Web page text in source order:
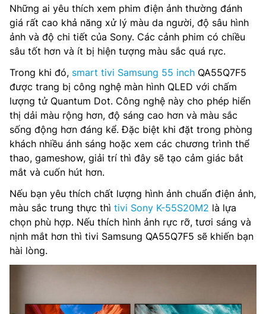
Những ai yêu thích xem phim điện ảnh thường đánh
giá rất cao khả năng xử lý màu da người, độ sâu hình
ảnh và độ chi tiết của Sony. Các cảnh phim có chiều
sâu tốt hơn và ít bị hiện tượng màu sắc quá rực.
Trong khi đó, smart tivi Samsung 55 inch QA55Q7F5
được trang bị công nghệ màn hình QLED với chấm
lượng tử Quantum Dot. Công nghệ này cho phép hiển
thị dải màu rộng hơn, độ sáng cao hơn và màu sắc
sống động hơn đáng kể. Đặc biệt khi đặt trong phòng
khách nhiều ánh sáng hoặc xem các chương trình thể
thao, gameshow, giải trí thì đây sẽ tạo cảm giác bắt
mắt và cuốn hút hơn.
Nếu bạn yêu thích chất lượng hình ảnh chuẩn điện ảnh,
màu sắc trung thực thì tivi Sony K-55S20M2 là lựa
chọn phù hợp. Nếu thích hình ảnh rực rỡ, tươi sáng và
nịnh mắt hơn thì tivi Samsung QA55Q7F5 sẽ khiến bạn
hài lòng.